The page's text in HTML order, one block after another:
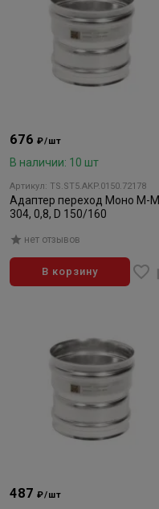
676₽/шт
В наличии: 10 шт
Артикул: TS.ST5.AKP.0150.72178
Адаптер переход Моно М-М
304, 0,8, D 150/160
нет отзывов
В корзину
487₽/шт